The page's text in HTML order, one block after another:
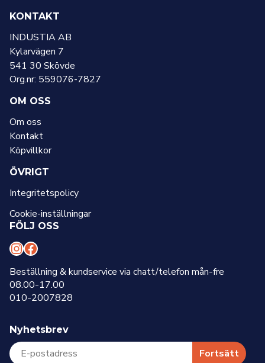
KONTAKT
INDUSTIA AB
Kylarvägen 7
541 30 Skövde
Org.nr: 559076-7827
OM OSS
Om oss
Kontakt
Köpvillkor
ÖVRIGT
Integritetspolicy
Cookie-inställningar
FÖLJ OSS
I
n
s
t
a
g
r
F
a
c
e
b
o
o
Beställning & kundservice via chatt/telefon mån-fre
08.00-17.00
010-2007828
Nyhetsbrev
Fortsätt